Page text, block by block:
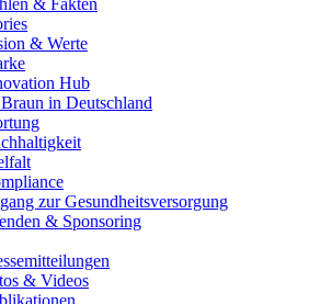
& Werte
Hub
in Deutschland
zur Gesundheitsversorgung
& Sponsoring
& Videos